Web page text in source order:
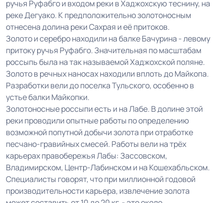
ручья Руфабго и входом реки в Хаджохскую теснину, на
реке Дегуако. К предположительно золотоносным
отнесена долина реки Сахрая и её притоков.
Золото и серебро находили на балке Бачурина - левому
притоку ручья Руфабго. Значительная по масштабам
россыпь была на так называемой Хаджохской поляне.
Золото в речных наносах находили вплоть до Майкопа.
Разработки вели до поселка Тульского, особенно в
устье балки Майкопки.
Золотоносные россыпи есть и на Лабе. В долине этой
реки проводили опытные работы по определению
возможной попутной добычи золота при отработке
песчано-гравийных смесей. Работы вели на трёх
карьерах правобережья Лабы: Зассовском,
Владимирском, Центр-Лабинском и на Кошехабльском.
Специалисты говорят, что при миллионной годовой
производительности карьера, извлечение золота